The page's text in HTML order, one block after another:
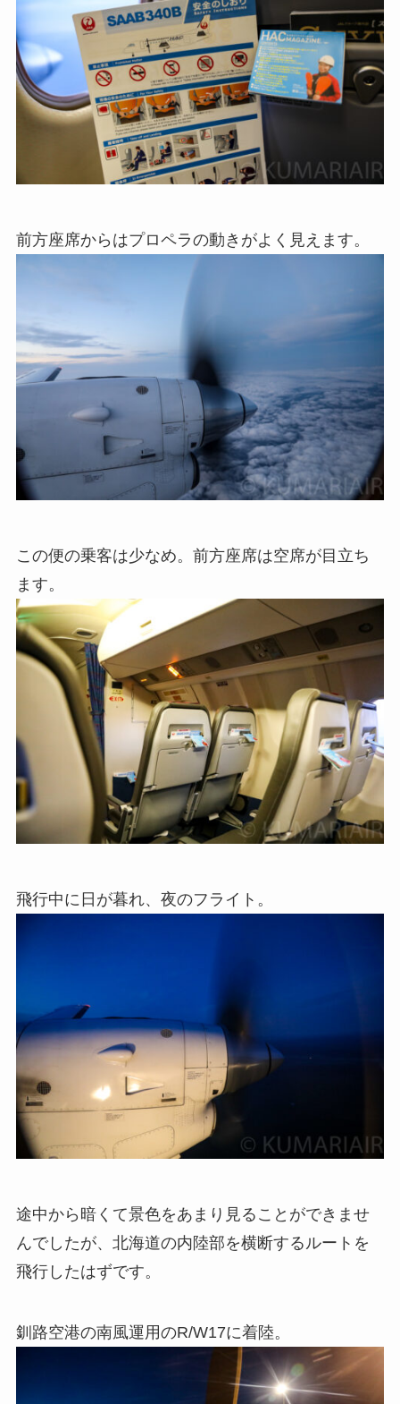
前方座席からはプロペラの動きがよく見えます。
この便の乗客は少なめ。前方座席は空席が目立ち
ます。
飛行中に日が暮れ、夜のフライト。
途中から暗くて景色をあまり見ることができませ
んでしたが、北海道の内陸部を横断するルートを
飛行したはずです。
釧路空港の南風運用のR/W17に着陸。